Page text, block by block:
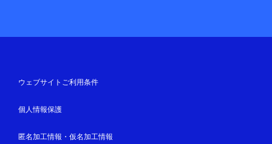
ウェブサイトご利用条件
個人情報保護
匿名加工情報・仮名加工情報